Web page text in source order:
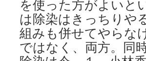
を使った方がよいと
は除染はきっちりや
組みも併せてやらな
ではなく、両方。同